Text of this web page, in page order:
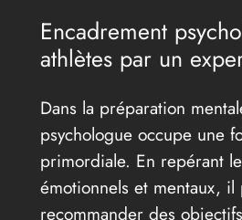
Encadrement
athlètes par un
Dans la préparation
psychologue occupe une
primordiale. En repérant
émotionnels et mentaux, il
recommander des